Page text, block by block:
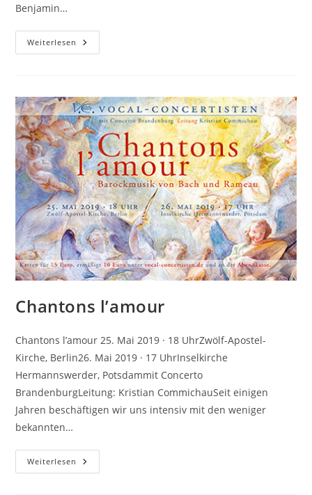
Benjamin…
Weiterlesen Engelsgleiche
Carols
Chantons l’amour
Chantons l’amour 25. Mai 2019 · 18 UhrZwölf-Apostel-
Kirche, Berlin26. Mai 2019 · 17 UhrInselkirche
Hermannswerder, Potsdammit Concerto
BrandenburgLeitung: Kristian CommichauSeit einigen
Jahren beschäftigen wir uns intensiv mit den weniger
bekannten…
Weiterlesen Chantons
L’amour